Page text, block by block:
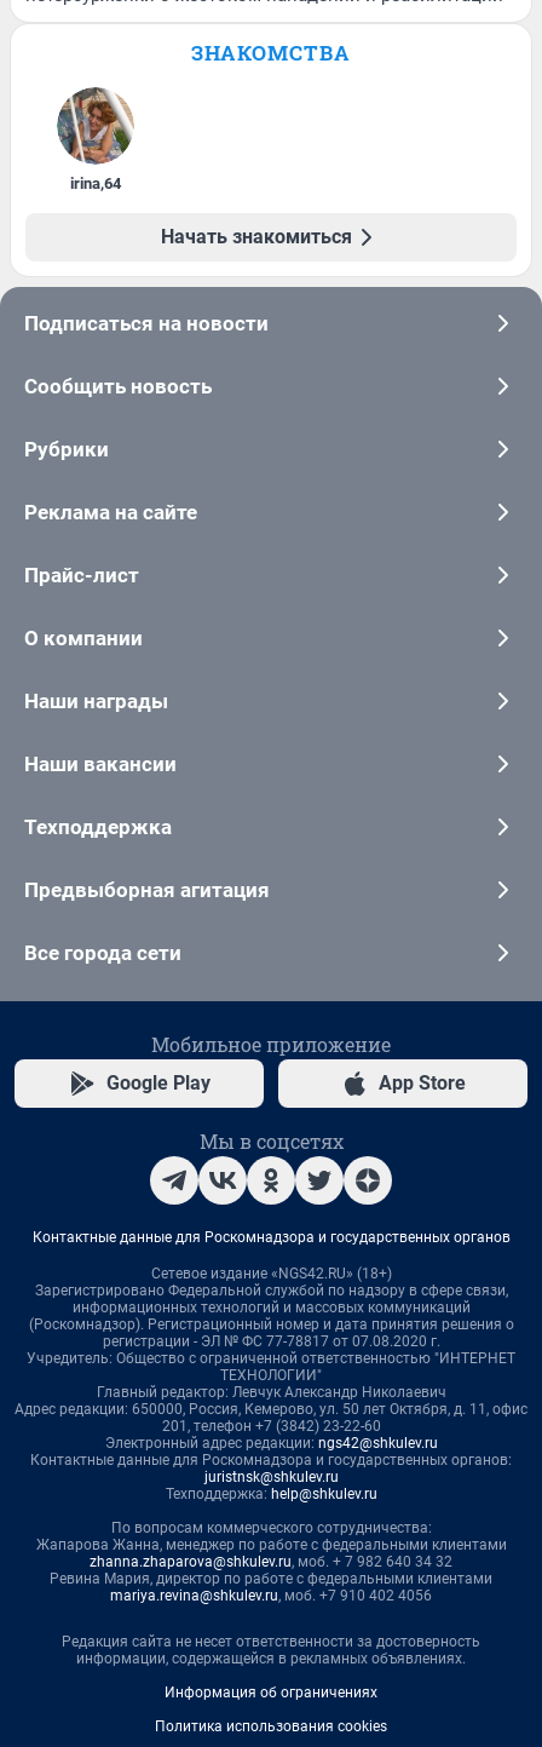
ЗНАКОМСТВА
irina,64
Начать знакомиться
Подписаться на новости
Сообщить новость
Рубрики
Реклама на сайте
Прайс-лист
О компании
Наши награды
Наши вакансии
Техподдержка
Предвыборная агитация
Все города сети
Мобильное приложение
Google Play App Store
Мы в соцсетях
Контактные данные для Роскомнадзора и государственных органов
Сетевое издание «NGS42.RU» (18+)
Зарегистрировано Федеральной службой по надзору в сфере связи,
информационных технологий и массовых коммуникаций
(Роскомнадзор). Регистрационный номер и дата принятия решения о
регистрации - ЭЛ № ФС 77-78817 от 07.08.2020 г.
Учредитель: Общество с ограниченной ответственностью "ИНТЕРНЕТ
ТЕХНОЛОГИИ"
Главный редактор: Левчук Александр Николаевич
Адрес редакции: 650000, Россия, Кемерово, ул. 50 лет Октября, д. 11, офис
201, телефон +7 (3842) 23-22-60
Электронный адрес редакции: ngs42@shkulev.ru
Контактные данные для Роскомнадзора и государственных органов:
juristnsk@shkulev.ru
Техподдержка: help@shkulev.ru
По вопросам коммерческого сотрудничества:
Жапарова Жанна, менеджер по работе с федеральными клиентами
zhanna.zhaparova@shkulev.ru, моб. + 7 982 640 34 32
Ревина Мария, директор по работе с федеральными клиентами
mariya.revina@shkulev.ru, моб. +7 910 402 4056
Редакция сайта не несет ответственности за достоверность
информации, содержащейся в рекламных объявлениях.
Информация об ограничениях
Политика использования cookies